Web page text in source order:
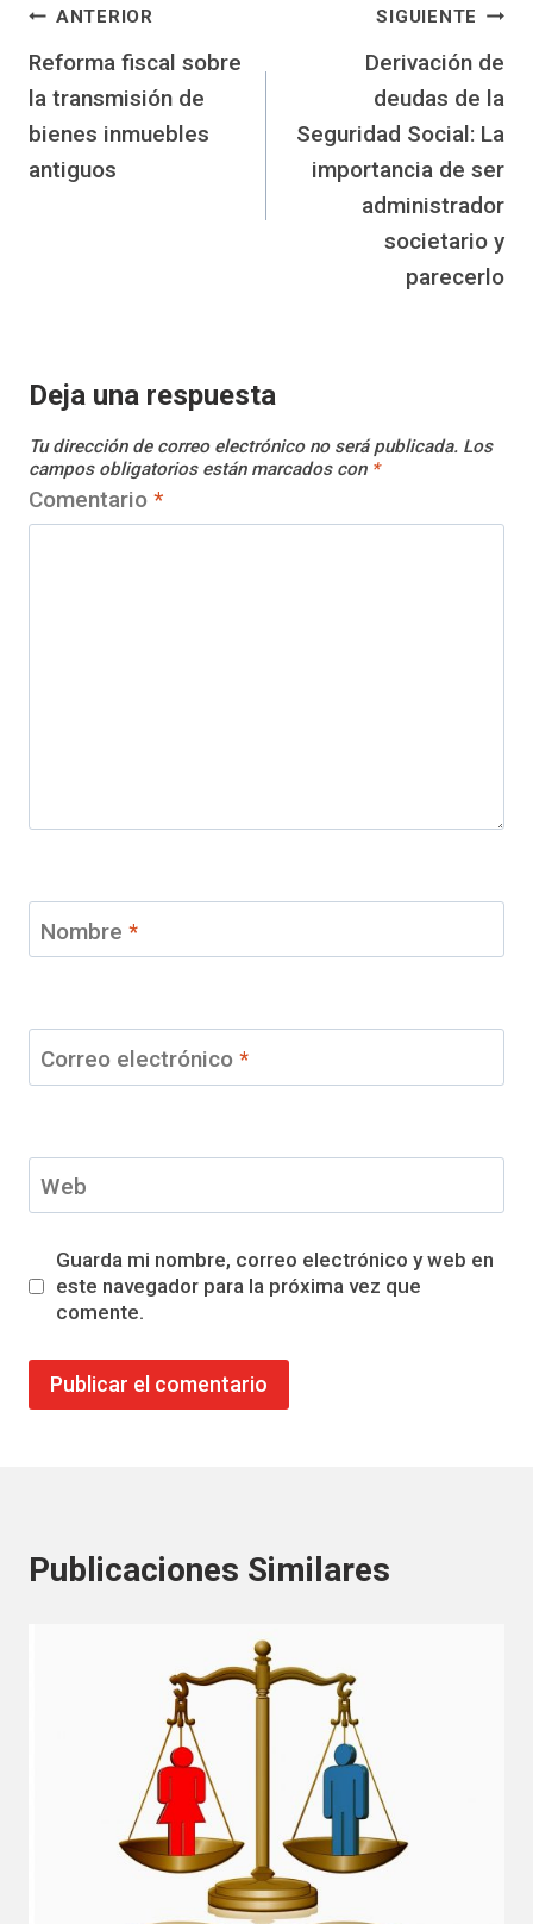
Navegación
de
entradas
ANTERIOR
Reforma fiscal sobre
la transmisión de
bienes inmuebles
antiguos
SIGUIENTE
Derivación de
deudas de la
Seguridad Social: La
importancia de ser
administrador
societario y
parecerlo
Deja una respuesta
Tu dirección de correo electrónico no será publicada. Los
campos obligatorios están marcados con *
Comentario *
Nombre *
Correo electrónico *
Web
Guarda mi nombre, correo electrónico y web en
este navegador para la próxima vez que
comente.
Publicaciones Similares